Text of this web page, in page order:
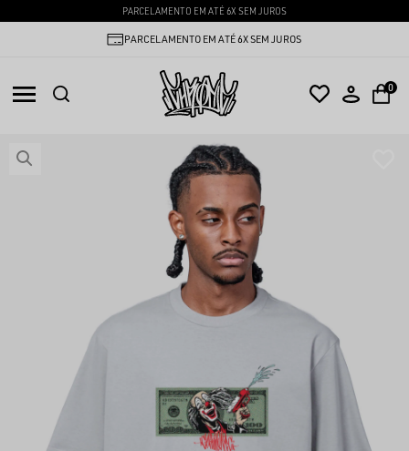
PARCELAMENTO EM ATÉ 6X SEM JUROS
PARCELAMENTO EM ATÉ 6X SEM JUROS
0